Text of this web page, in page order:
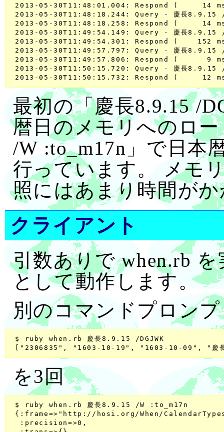
2013-05-30T11:48:01.004: Respond (     14
2013-05-30T11:48:18.244: Query - 慶長8.9.15 /
2013-05-30T11:48:18.258: Respond (     14
2013-05-30T11:49:54.149: Query - 慶長8.9.15 /
2013-05-30T11:49:54.301: Respond (    152
2013-05-30T11:49:57.797: Query - 慶長8.9.15 /
2013-05-30T11:49:57.806: Respond (      9
2013-05-30T11:50:15.720: Query - 慶長8.9.15 /
最初の「慶長8.9.15 /
暦日のメモリへのロ
/W :to_m17n」で日本
行っています。 メモ
照にはあまり時間が
クライアント
引数ありで when.rb
として動作します。
別のコマンドプロン
$ ruby when.rb 慶長8.9.15 /DGJWK
を3回
$ ruby when.rb 慶長8.9.15 /W :to_m17n
{:frame=>"http://hosi.org/When/
  :precision=>0,